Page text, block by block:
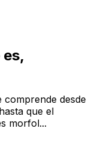
comprende desde
que el
morfol...